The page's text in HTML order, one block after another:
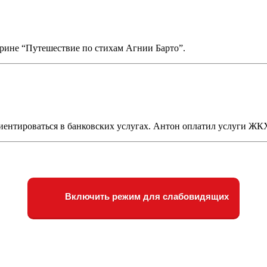
“Путешествие по стихам Агнии Барто”.
в банковских услугах. Антон оплатил услуги
Включить режим для слабовидящих